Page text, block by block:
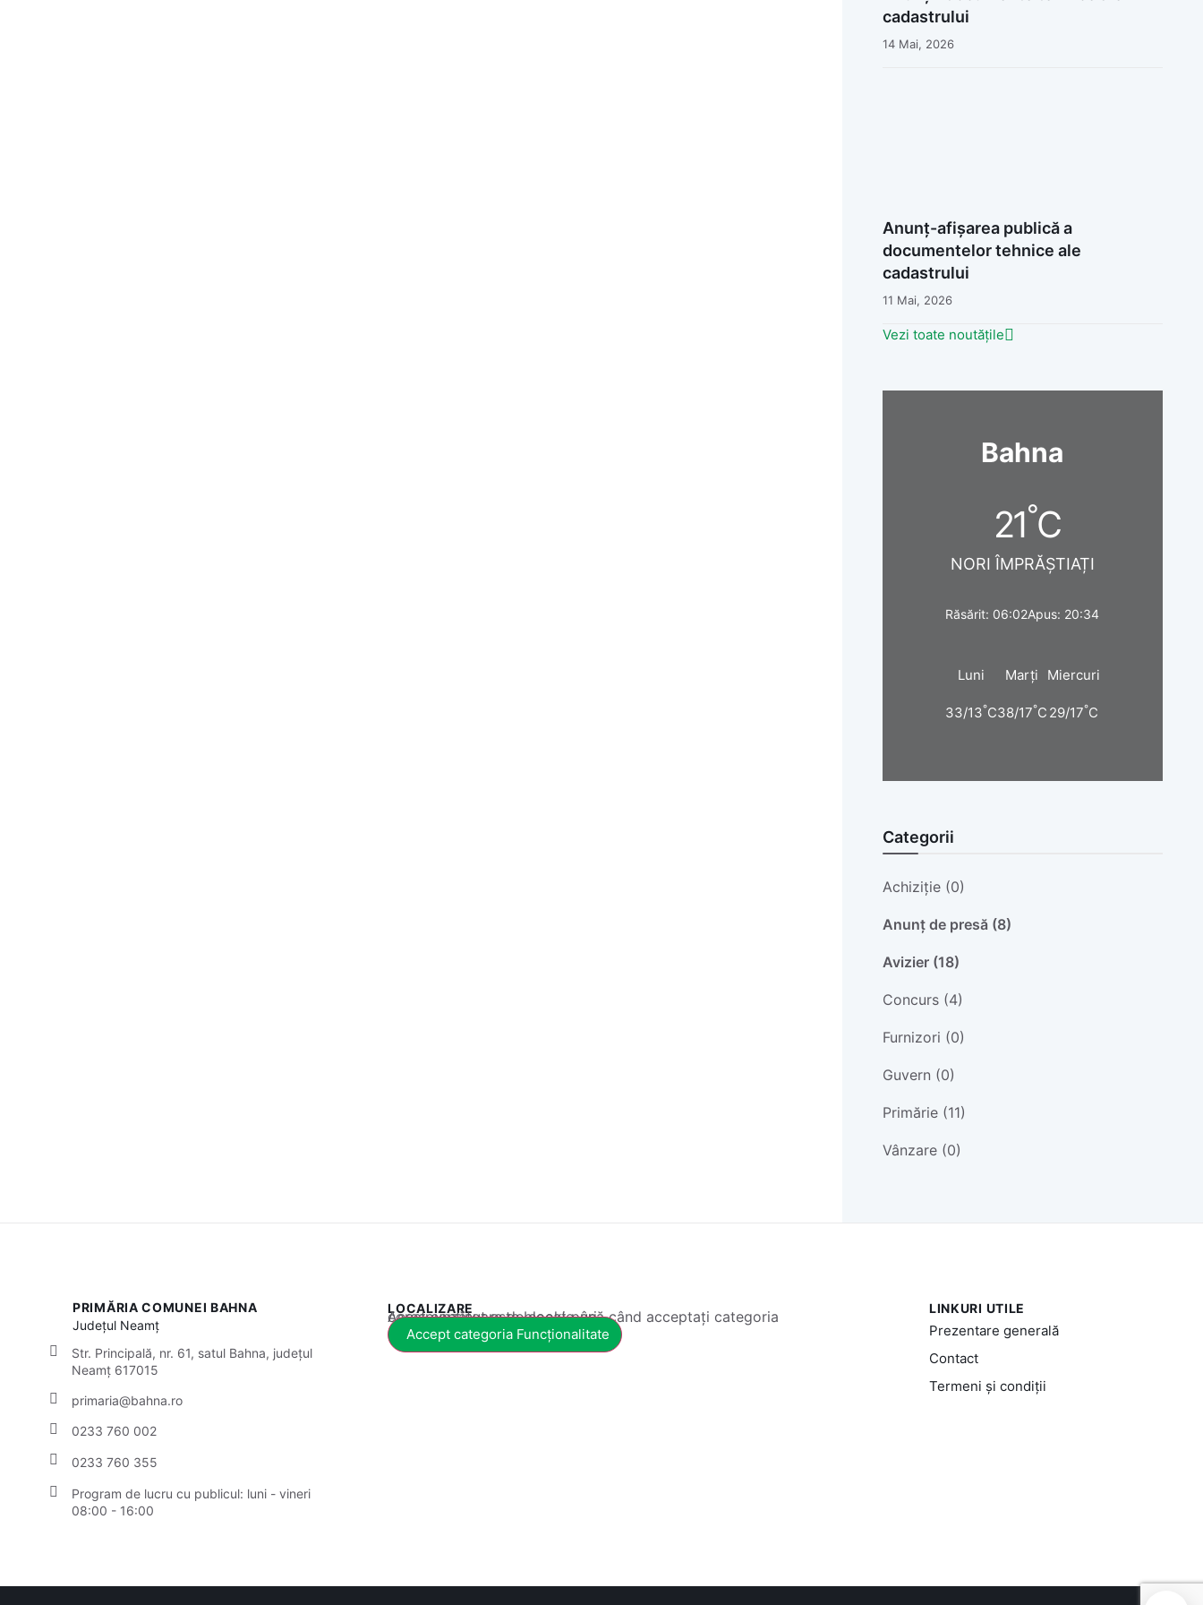
cadastrului
14 Mai, 2026
Anunț-afișarea publică a
documentelor tehnice ale
cadastrului
11 Mai, 2026
Vezi toate noutățile
Bahna
21°C
NORI ÎMPRĂȘTIAȚI
Răsărit: 06:02Apus: 20:34
Luni
33/13°C
Marți
38/17°C
Miercuri
29/17°C
Categorii
Achiziție (0)
Anunț de presă (8)
Avizier (18)
Concurs (4)
Furnizori (0)
Guvern (0)
Primărie (11)
Vânzare (0)
PRIMĂRIA COMUNEI BAHNA
Județul Neamț
Str. Principală, nr. 61, satul Bahna, județul
Neamț 617015
primaria@bahna.ro
0233 760 002
0233 760 355
Program de lucru cu publicul: luni - vineri
08:00 - 16:00
LOCALIZARE
Acest conținut este blocat până când acceptați categoria corespunzătoare de cookie-uri.
Accept categoria Funcționalitate
LINKURI UTILE
Prezentare generală
Contact
Termeni și condiții